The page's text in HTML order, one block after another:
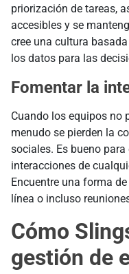
priorización de tareas,
accesibles y se
cree una cultura
los datos para las
Fomentar la
Cuando los equipos no
menudo se pierden la
sociales. Es bueno
interacciones de
Encuentre una forma
línea o incluso
Cómo
gestión de